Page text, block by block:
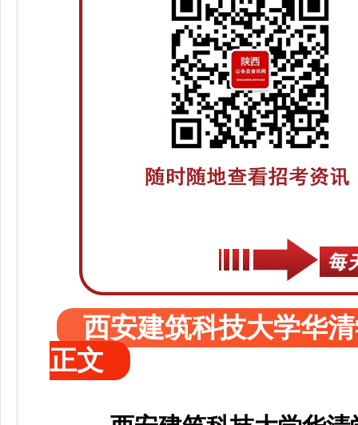
西安建筑科技大学华
正文